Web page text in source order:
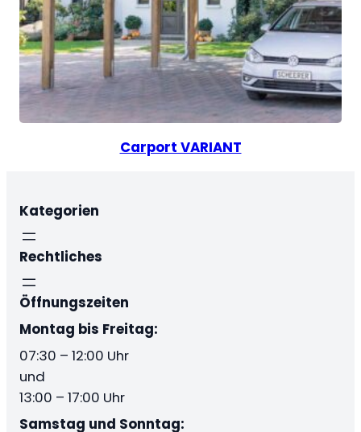
Carport VARIANT
Kategorien
Rechtliches
Öffnungszeiten
Montag bis Freitag:
07:30 – 12:00 Uhr
und
13:00 – 17:00 Uhr
Samstag und Sonntag: